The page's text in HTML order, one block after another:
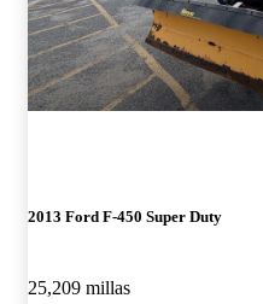
2013 Ford F-450 Super Duty
25,209 millas